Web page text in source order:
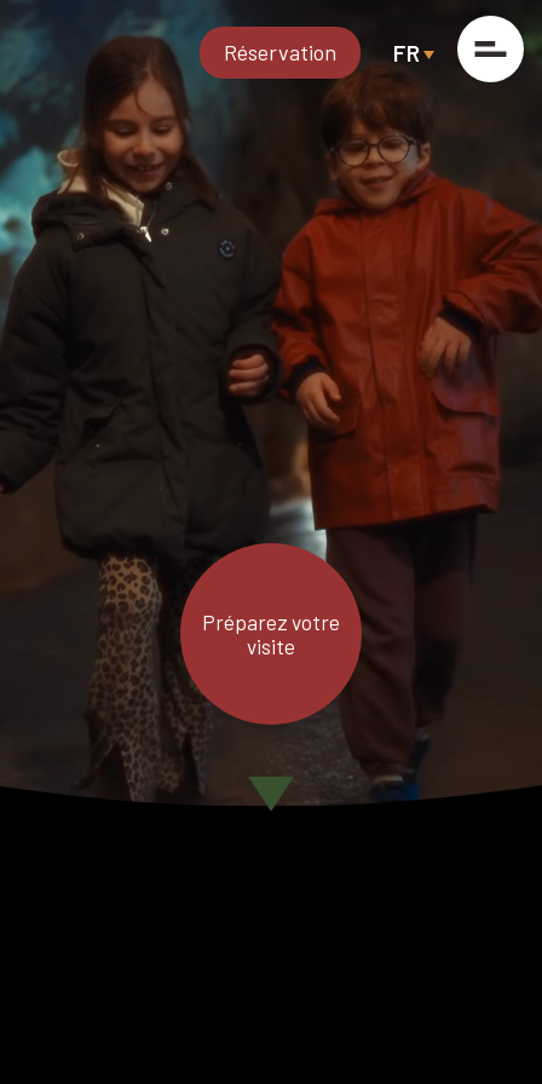
Réservation FR
Préparez votre
visite